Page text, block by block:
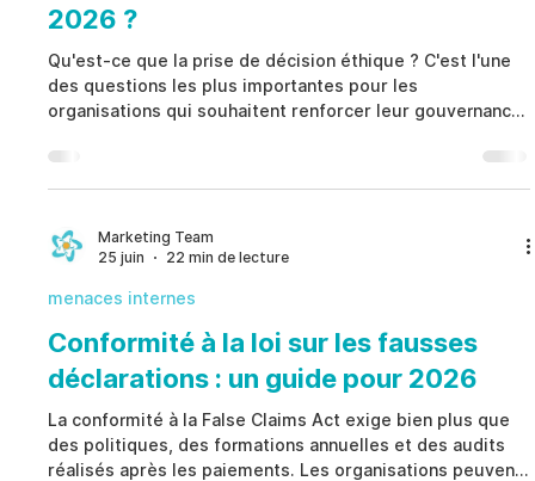
2026 ?
Qu'est-ce que la prise de décision éthique ? C'est l'une
des questions les plus importantes pour les
organisations qui souhaitent renforcer leur gouvernance,
décision éthique permet d'évaluer des situations
complexes avec transparence, de protéger les
confiance grâce à des décisions responsables,
documentées et cohérentes.
Marketing Team
25 juin
22 min de lecture
menaces internes
Conformité à la loi sur les fausses
déclarations : un guide pour 2026
La conformité à la False Claims Act exige bien plus que
des politiques, des formations annuelles et des audits
réalisés après les paiements. Les organisations peuvent